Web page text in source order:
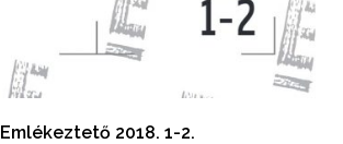
Emlékeztető 2018. 1-2.